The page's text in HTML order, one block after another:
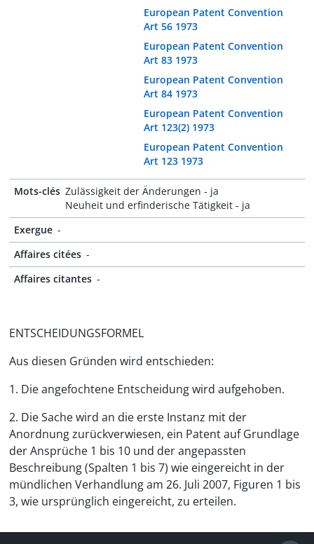
European Patent Convention
Art 56 1973
European Patent Convention
Art 83 1973
European Patent Convention
Art 84 1973
European Patent Convention
Art 123(2) 1973
European Patent Convention
Art 123 1973
Mots-clés Zulässigkeit der Änderungen - ja
Neuheit und erfinderische Tätigkeit - ja
Exergue -
Affaires citées -
Affaires citantes -
ENTSCHEIDUNGSFORMEL
Aus diesen Gründen wird entschieden:
1. Die angefochtene Entscheidung wird aufgehoben.
2. Die Sache wird an die erste Instanz mit der
Anordnung zurückverwiesen, ein Patent auf Grundlage
der Ansprüche 1 bis 10 und der angepassten
Beschreibung (Spalten 1 bis 7) wie eingereicht in der
mündlichen Verhandlung am 26. Juli 2007, Figuren 1 bis
3, wie ursprünglich eingereicht, zu erteilen.